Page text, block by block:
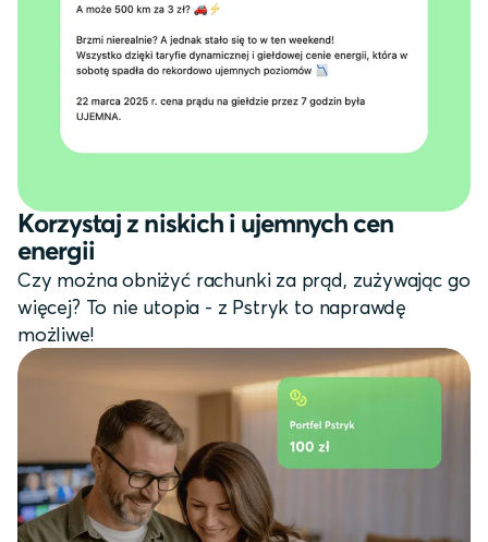
Korzystaj z niskich i ujemnych cen
energii
Czy można obniżyć rachunki za prąd, zużywając go
więcej? To nie utopia - z Pstryk to naprawdę
możliwe!